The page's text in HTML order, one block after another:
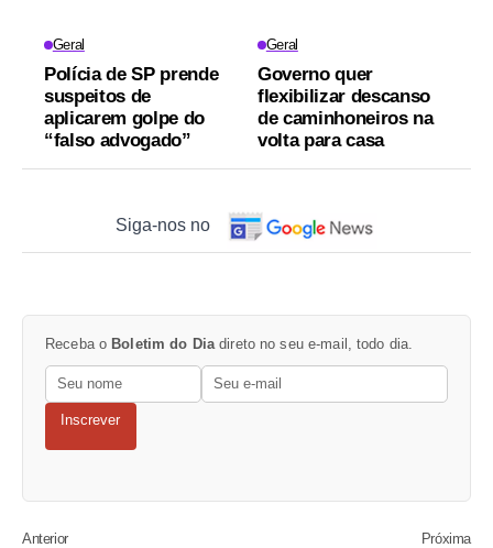
Geral
Polícia de SP prende
suspeitos de
aplicarem golpe do
“falso advogado”
Geral
Governo quer
flexibilizar descanso
de caminhoneiros na
volta para casa
Siga-nos no
Receba o Boletim do Diadireto no seu e-mail, todo dia.
Inscrever
Anterior Próxima